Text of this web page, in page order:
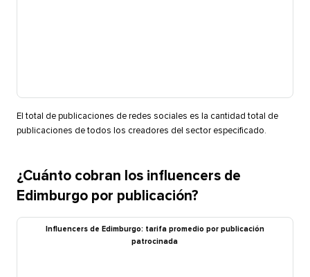
El total de publicaciones de redes sociales es la cantidad total de
publicaciones de todos los creadores del sector especificado.​​
¿Cuánto cobran los influencers de
Edimburgo por publicación?​​
Influencers de Edimburgo: tarifa promedio por publicación
patrocinada​​